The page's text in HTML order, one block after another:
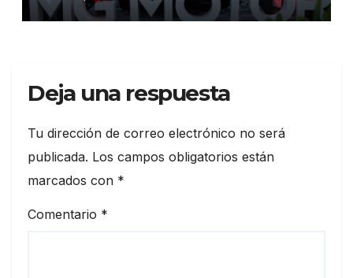
híbrida y eléctrica durante
ExpoAuto del Pacífico 2026
Deja una respuesta
Tu dirección de correo electrónico no será
publicada. Los campos obligatorios están
marcados con *
Comentario *